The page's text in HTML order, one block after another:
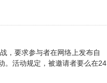
，要求参与者在网络上发布自
。活动规定，被邀请者要么在24